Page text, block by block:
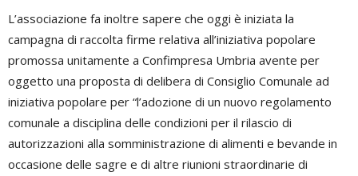
L’associazione fa inoltre sapere che oggi è iniziata la
campagna di raccolta firme relativa all’iniziativa popolare
promossa unitamente a Confimpresa Umbria avente per
oggetto una proposta di delibera di Consiglio Comunale ad
iniziativa popolare per “l’adozione di un nuovo regolamento
comunale a disciplina delle condizioni per il rilascio di
autorizzazioni alla somministrazione di alimenti e bevande in
occasione delle sagre e di altre riunioni straordinarie di